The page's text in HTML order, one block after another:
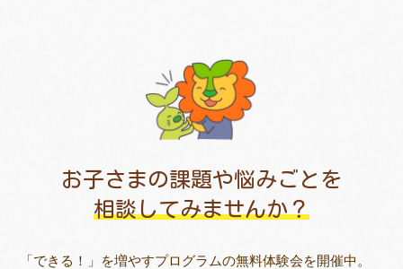
お子さまの課題や悩みごとを
相談してみませんか？
「できる！」を増やすプログラムの無料体験会を開催中。